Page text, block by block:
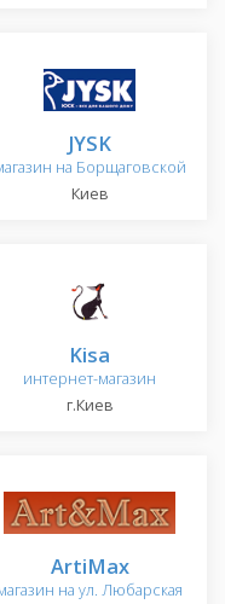
JYSK
на Борщаговской
Киев
Kisa
интернет-магазин
г.Киев
ArtiMax
на ул. Любарская